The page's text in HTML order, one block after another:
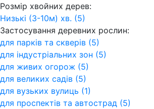
Розмір хвойних дерев:
Низькі (3-10м) хв. (5)
Застосування деревних рослин:
для парків та скверів (5)
для індустріальних зон (5)
для живих огорож (5)
для великих садів (5)
для вузьких вулиць (1)
для проспектів та автострад (5)